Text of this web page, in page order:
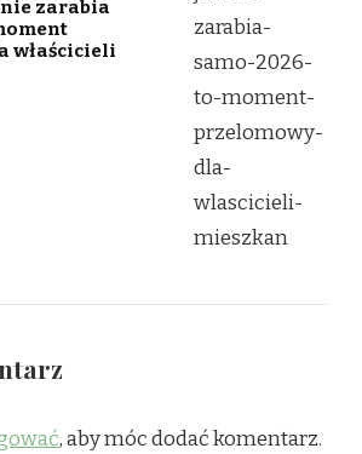
zarabia
właścicieli
, aby móc dodać komentarz.